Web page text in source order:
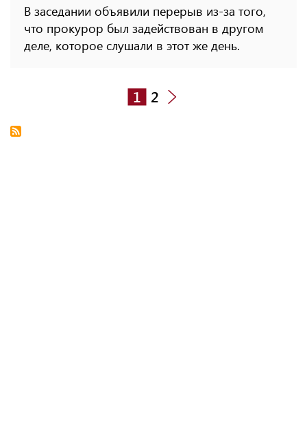
В заседании объявили перерыв из-за того,
что прокурор был задействован в другом
деле, которое слушали в этот же день.
1 2